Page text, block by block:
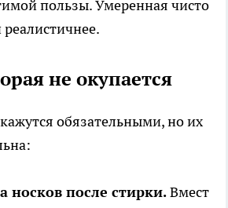
пользы. Умеренная чисто
не окупается
обязательными, но их
носков после стирки.Вмест